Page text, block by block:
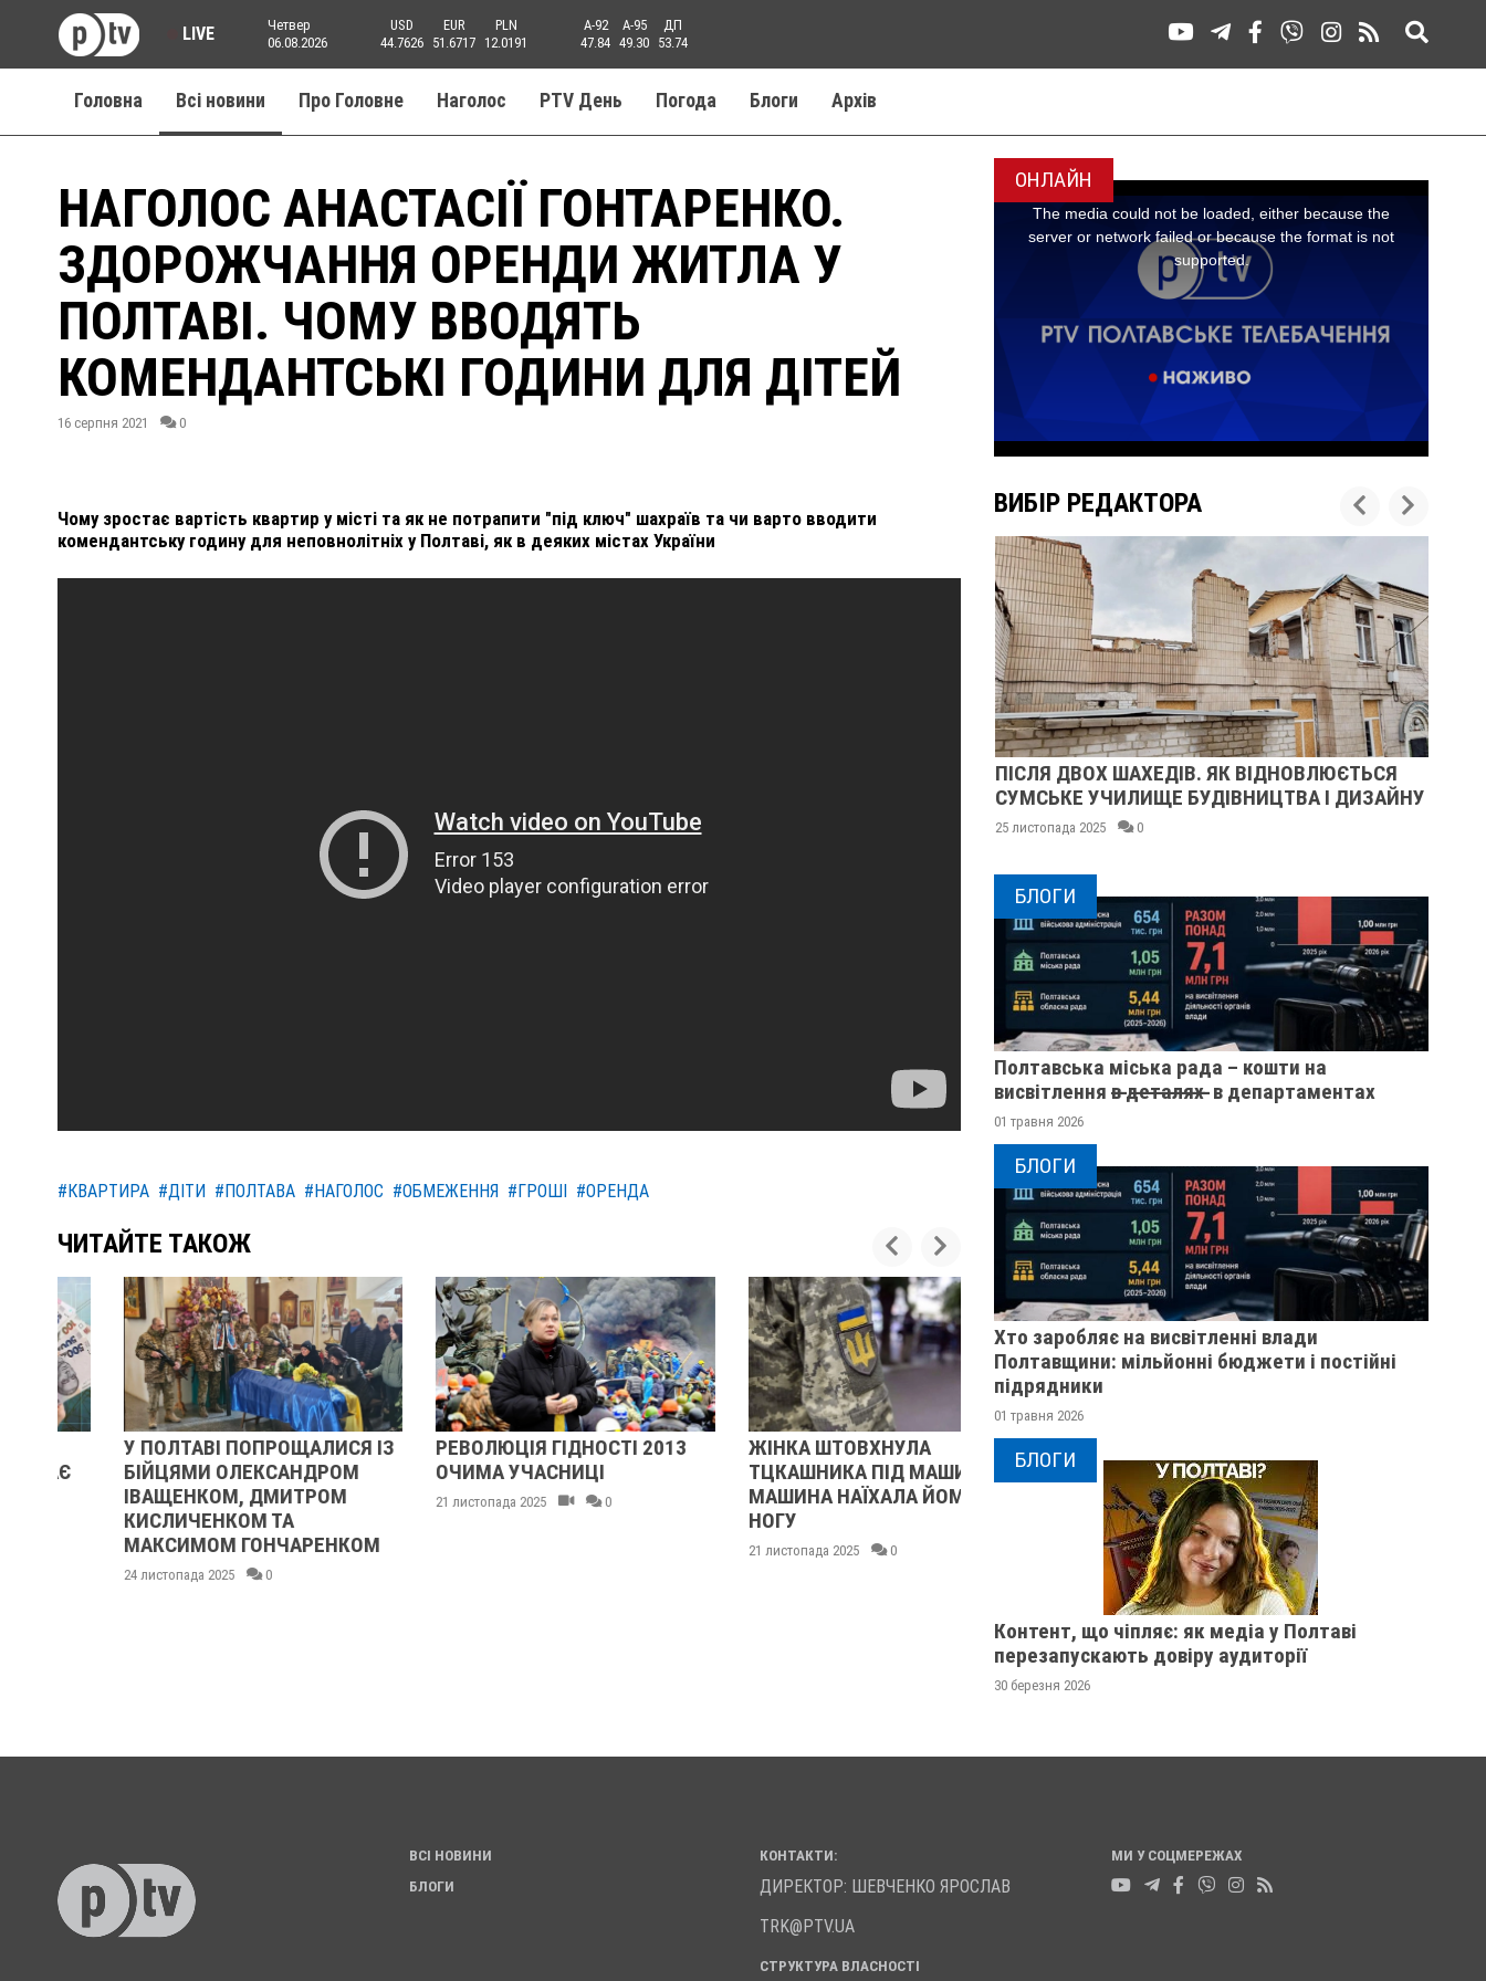
LIVE
Четвер
06.08.2026
USD
44.7626
EUR
51.6717
PLN
12.0191
A-92
47.84
A-95
49.30
ДП
53.74
Головна Всі новини Про Головне Наголос PTV День Погода Блоги Aрхів
НАГОЛОС АНАСТАСІЇ ГОНТАРЕНКО.
ЗДОРОЖЧАННЯ ОРЕНДИ ЖИТЛА У
ПОЛТАВІ. ЧОМУ ВВОДЯТЬ
КОМЕНДАНТСЬКІ ГОДИНИ ДЛЯ ДІТЕЙ
16 серпня 2021 0
Чому зростає вартість квартир у місті та як не потрапити "під ключ" шахраїв та чи варто вводити
комендантську годину для неповнолітніх у Полтаві, як в деяких містах України
#КВАРТИРА #ДІТИ #ПОЛТАВА #НАГОЛОС #ОБМЕЖЕННЯ #ГРОШІ #ОРЕНДА
ЧИТАЙТЕ ТАКОЖ
У ПОЛТАВІ ПОПРОЩАЛИСЯ ІЗ
БІЙЦЯМИ ОЛЕКСАНДРОМ
ІВАЩЕНКОМ, ДМИТРОМ
КИСЛИЧЕНКОМ ТА
МАКСИМОМ ГОНЧАРЕНКОМ
24 листопада 2025 0
РЕВОЛЮЦІЯ ГІДНОСТІ 2013
ОЧИМА УЧАСНИЦІ
21 листопада 2025 0
ЖІНКА ШТОВХНУЛА
ТЦКАШНИКА ПІД МАШИНУ -
МАШИНА НАЇХАЛА ЙОМУ НА
21 листопада 2025 0
ПОЛТАВСЬКИМ ШКОЛЯРАМ
ВРУЧИЛИ ПЕРШІ
ПОСВІДЧЕННЯ ОМБУДСМАНІВ
20 листопада 2025 0
ВІЙСЬКОВИМИ
ВОЛОДИМИРОМ
ТА ОЛЕГОМ
25 листопада 2025
ОНЛАЙН
ВИБІР РЕДАКТОРА
ЛІЩИНСЬКИМ
25 листопада 2025
ПІСЛЯ ДВОХ ШАХЕДІВ. ЯК ВІДНОВЛЮЄТЬСЯ
СУМСЬКЕ УЧИЛИЩЕ БУДІВНИЦТВА І ДИЗАЙНУ
25 листопада 2025 0
БЛОГИ
Полтавська міська рада – кошти на
висвітлення в̶ ̶д̶е̶т̶а̶л̶я̶х̶ ̶ в департаментах
01 травня 2026
БЛОГИ
Хто заробляє на висвітленні влади
Полтавщини: мільйонні бюджети і постійні
підрядники
01 травня 2026
БЛОГИ
Контент, що чіпляє: як медіа у Полтаві
перезапускають довіру аудиторії
30 березня 2026
ВСІ НОВИНИ
БЛОГИ
КОНТАКТИ:
ДИРЕКТОР: ШЕВЧЕНКО ЯРОСЛАВ
TRK@PTV.UA
СТРУКТУРА ВЛАСНОСТІ
МИ У СОЦМЕРЕЖАХ